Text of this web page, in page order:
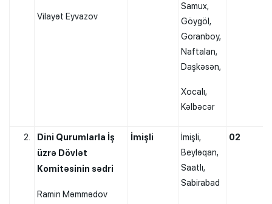
Vilayət Eyvazov
Samux,
Göygöl,
Goranboy,
Naftalan,
Daşkəsən,
Xocalı,
Kəlbəcər
Dini Qurumlarla İş
üzrə Dövlət
Komitəsinin sədri
Ramin Məmmədov
İmişli
İmişli,
Beyləqan,
Saatlı,
Sabirabad
02